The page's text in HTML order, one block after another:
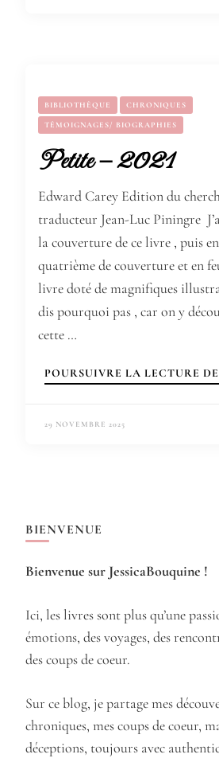
BIBLIOTHÈQUE CHRONIQUES
TÉMOIGNAGES/ BIOGRAPHIES
Petite – 2021
Edward Carey Edition du
traducteur Jean-Luc Piningre
la couverture de ce livre , puis
quatrième de couverture et en
livre doté de magnifiques
dis pourquoi pas , car on y
cette …
POURSUIVRE LA LECTURE
29 NOVEMBRE 2025
BIENVENUE
Bienvenue sur JessicaBouquine !
Ici, les livres sont plus qu’une
émotions, des voyages, des
des coups de coeur.
Sur ce blog, je partage mes
chroniques, mes coups de coeur,
déceptions, toujours avec